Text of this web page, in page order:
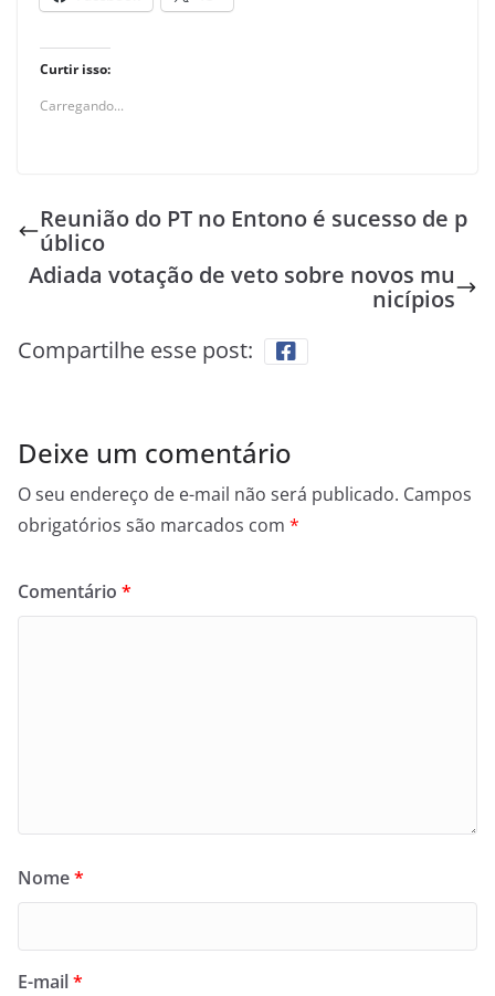
Curtir isso:
Carregando...
Reunião do PT no Entono é sucesso de p
úblico
Adiada votação de veto sobre novos mu
nicípios
Compartilhe esse post:
Deixe um comentário
O seu endereço de e-mail não será publicado. Campos
obrigatórios são marcados com *
Comentário *
Nome*
E-mail*